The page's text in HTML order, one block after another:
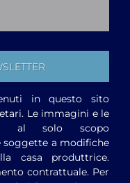
in questo sito
Le immagini e le
al solo scopo
soggette a modifiche
casa produttrice.
contrattuale. Per